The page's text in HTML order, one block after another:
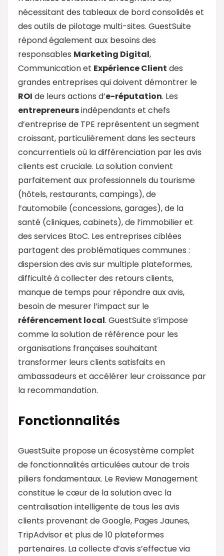
nécessitant des tableaux de bord consolidés et
des outils de pilotage multi-sites. GuestSuite
répond également aux besoins des
responsables Marketing Digital,
Communication et Expérience Client des
grandes entreprises qui doivent démontrer le
ROI de leurs actions d’e-réputation. Les
entrepreneursindépendants et chefs
d’entreprise de TPE représentent un segment
croissant, particulièrement dans les secteurs
concurrentiels où la différenciation par les avis
clients est cruciale. La solution convient
parfaitement aux professionnels du tourisme
(hôtels, restaurants, campings), de
l’automobile (concessions, garages), de la
santé (cliniques, cabinets), de l’immobilier et
des services BtoC. Les entreprises ciblées
partagent des problématiques communes :
dispersion des avis sur multiple plateformes,
difficulté à collecter des retours clients,
manque de temps pour répondre aux avis,
besoin de mesurer l’impact sur le
référencement local. GuestSuite s’impose
comme la solution de référence pour les
organisations françaises souhaitant
transformer leurs clients satisfaits en
ambassadeurs et accélérer leur croissance par
la recommandation.
Fonctionnalités
GuestSuite propose un écosystème complet
de fonctionnalités articulées autour de trois
piliers fondamentaux. Le Review Management
constitue le cœur de la solution avec la
centralisation intelligente de tous les avis
clients provenant de Google, Pages Jaunes,
TripAdvisor et plus de 10 plateformes
partenaires. La collecte d’avis s’effectue via